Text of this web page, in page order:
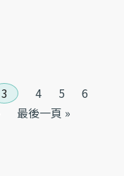
3 4 5
6
最後一頁 »